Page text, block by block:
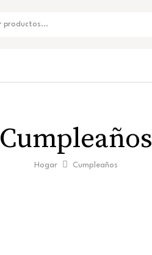
Cumpleaños
Hogar Cumpleaños